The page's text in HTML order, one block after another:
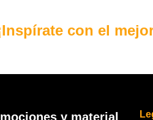
con el
y material